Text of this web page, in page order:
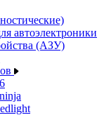
автоэлектроники
(АЗУ)